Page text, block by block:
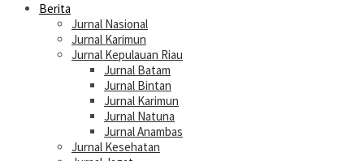
Berita
Jurnal Nasional
Jurnal Karimun
Jurnal Kepulauan Riau
Jurnal Batam
Jurnal Bintan
Jurnal Karimun
Jurnal Natuna
Jurnal Anambas
Jurnal Kesehatan